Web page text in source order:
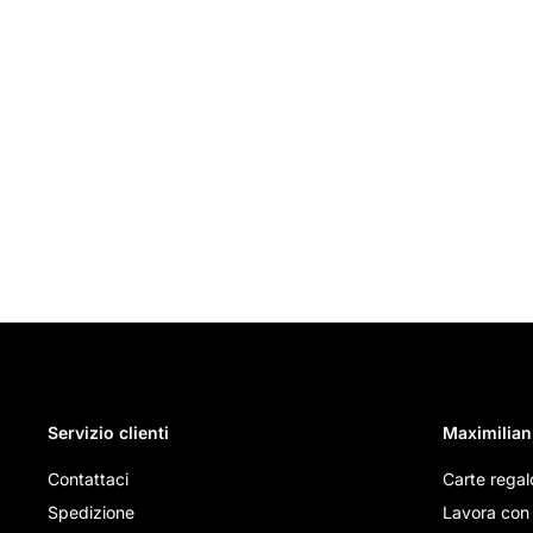
Servizio clienti
Contattaci
Spedizione
Maximilian
Carte
Lavora con